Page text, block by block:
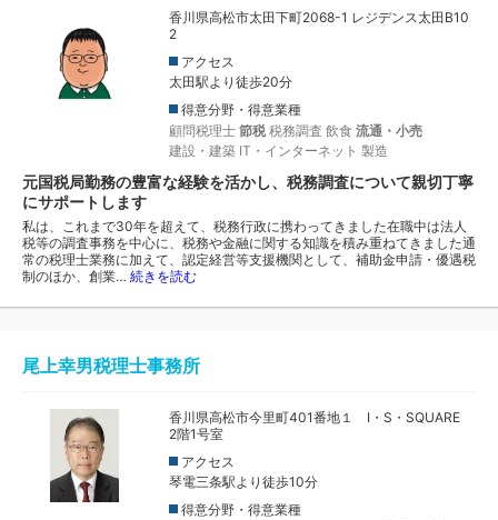
香川県高松市太田下町2068-1 レジデンス太田B10
2
アクセス
太田駅より徒歩20分
得意分野・得意業種
顧問税理士 節税 税務調査 飲食 流通・小売
建設・建築 IT・インターネット 製造
元国税局勤務の豊富な経験を活かし、税務調査について親切丁寧
にサポートします
私は、これまで30年を超えて、税務行政に携わってきました在職中は法人
税等の調査事務を中心に、税務や金融に関する知識を積み重ねてきました通
常の税理士業務に加えて、認定経営等支援機関として、補助金申請・優遇税
制のほか、創業… 続きを読む
尾上幸男税理士事務所
香川県高松市今里町401番地１ Ⅰ・S・SQUARE
2階1号室
アクセス
琴電三条駅より徒歩10分
得意分野・得意業種